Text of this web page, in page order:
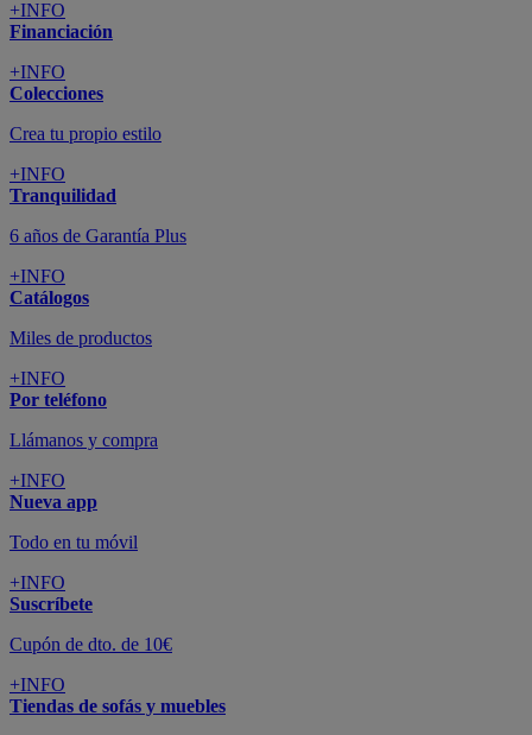
+INFO
Financiación
+INFO
Colecciones
Crea tu propio estilo
+INFO
Tranquilidad
6 años de Garantía Plus
+INFO
Catálogos
Miles de productos
+INFO
Por teléfono
Llámanos y compra
+INFO
Nueva app
Todo en tu móvil
+INFO
Suscríbete
Cupón de dto. de 10€
+INFO
Tiendas de sofás y muebles